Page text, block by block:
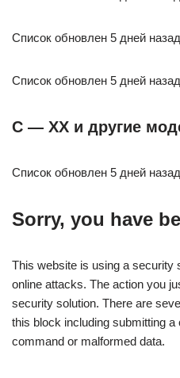
Список обновлен 5 дней назад
Список обновлен 5 дней назад
C — XX и другие
Список обновлен 5 дней назад
Sorry, you have
This website is using a security
online attacks. The action you
security solution. There are
this block including submitting
command or malformed data.